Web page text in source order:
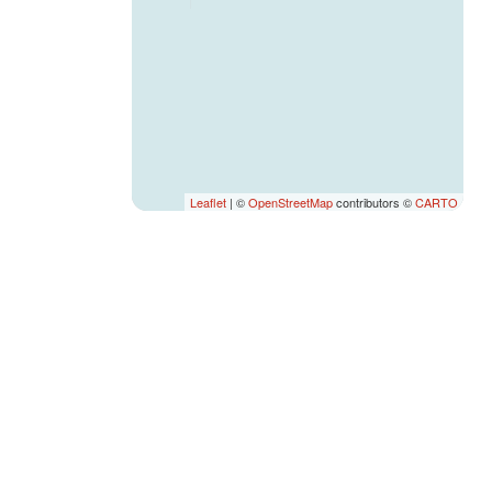
Leaflet| ©OpenStreetMapcontributors ©CARTO